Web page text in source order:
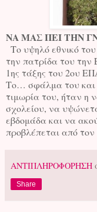
ΝΑ ΜΑΣ ΠΕΙ ΤΗΝ
Το υψηλό εθνικό
την πατρίδα του την
1ης τάξης του 2ου
Το… σφάλμα του και
τιμωρία του, ήταν η
σχολείου, να
εβδομάδα και να
προβλέπεται από
ΑΝΤΙΠΛΗΡΟΦΟΡΗΣΗ
Share